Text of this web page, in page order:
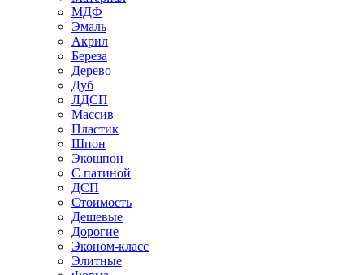
МДФ
Эмаль
Акрил
Береза
Дерево
Дуб
ЛДСП
Массив
Пластик
Шпон
Экошпон
С патиной
ДСП
Стоимость
Дешевые
Дорогие
Эконом-класс
Элитные